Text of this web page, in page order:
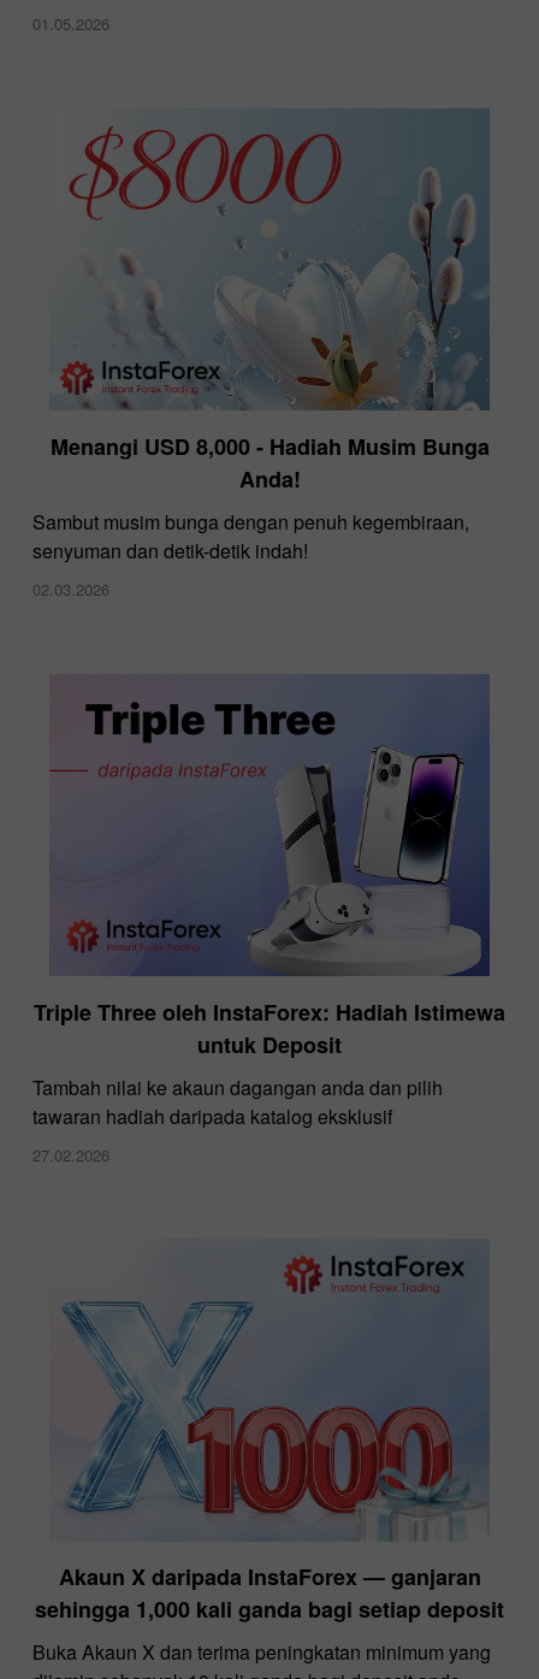
01.05.2026
Menangi USD 8,000 - Hadiah Musim Bunga
Anda!
Sambut musim bunga dengan penuh kegembiraan,
senyuman dan detik-detik indah!
02.03.2026
Triple Three oleh InstaForex: Hadiah Istimewa
untuk Deposit
Tambah nilai ke akaun dagangan anda dan pilih
tawaran hadiah daripada katalog eksklusif
27.02.2026
Akaun X daripada InstaForex — ganjaran
sehingga 1,000 kali ganda bagi setiap deposit
Buka Akaun X dan terima peningkatan minimum yang